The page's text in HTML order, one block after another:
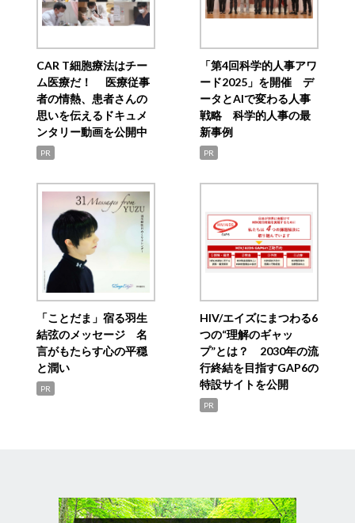
CAR T細胞療法はチー
ム医療だ！ 医療従事
者の情熱、患者さんの
思いを伝えるドキュメ
ンタリー動画を公開中
PR
「第4回科学的人事アワ
ード2025」を開催 デ
ータとAIで変わる人事
戦略 科学的人事の最
新事例
PR
「ことだま」宿る羽生
結弦のメッセージ 名
言がもたらす心の平穏
と潤い
PR
HIV/エイズにまつわる6
つの“理解のギャッ
プ”とは？ 2030年の流
行終結を目指すGAP6の
特設サイトを公開
PR